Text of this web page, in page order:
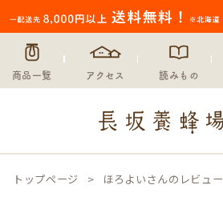
商品一覧 アクセス 読みもの
トップページ ほろよいさんのレビュー